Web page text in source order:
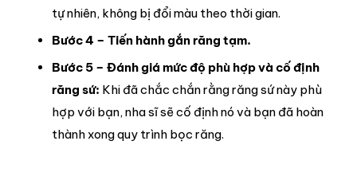
tự nhiên, không bị đổi màu theo thời gian.
Bước 4 – Tiến hành gắn răng tạm.
Bước 5 – Đánh giá mức độ phù hợp và cố định
răng sứ: Khi đã chắc chắn rằng răng sứ này phù
hợp với bạn, nha sĩ sẽ cố định nó và bạn đã hoàn
thành xong quy trình bọc răng.